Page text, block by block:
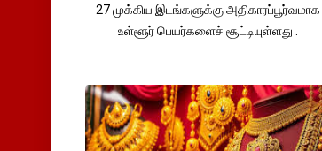
27 முக்கிய இடங்களுக்கு அதிகாரப்பூர்வமாக
உள்ளூர் பெயர்களைச் சூட்டியுள்ளது .